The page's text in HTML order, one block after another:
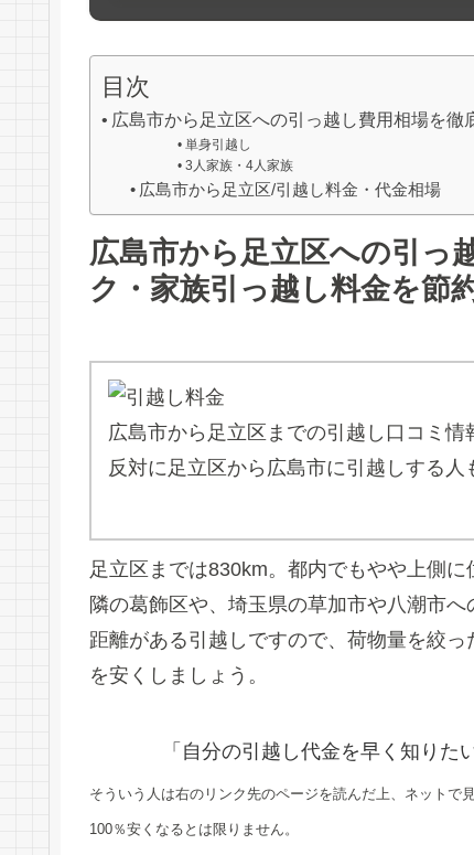
目次
広島市から足立区への引っ越し費用相場を
単身引越し
3人家族・4人家族
広島市から足立区/引越し料金・代金相場
広島市から足立区への引っ
ク・家族引っ越し料金を節
広島市から足立区までの引越し口コミ情
反対に足立区から広島市に引越しする人
足立区までは830km。都内でもやや上側に
隣の葛飾区や、埼玉県の草加市や八潮市
距離がある引越しですので、荷物量を絞
を安くしましょう。
「自分の引越し代金を早く知りた
そういう人は右のリンク先のページを読んだ上、ネットで
100％安くなるとは限りません。